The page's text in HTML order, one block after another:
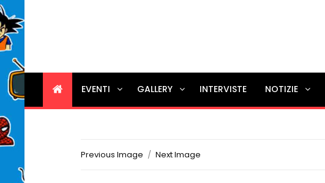
EVENTI GALLERY INTERVISTE NOTIZIE
Previous Image Next Image